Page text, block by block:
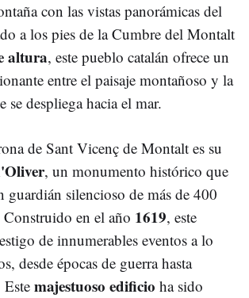
con las vistas panorámicas del
a los pies de la Cumbre del Montalt
altura, este pueblo catalán ofrece un
entre el paisaje montañoso y la
se despliega hacia el mar.
de Sant Vicenç de Montalt es su
, un monumento histórico que
guardián silencioso de más de 400
en el año 1619, este
de innumerables eventos a lo
desde épocas de guerra hasta
majestuoso edificio ha sido